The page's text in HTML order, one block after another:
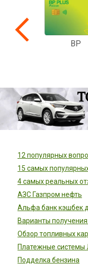
BP
12 популярных
15 самых
4 самых реальных
АЗС Газпром нефть
Альфа банк кэшбек
Варианты
Обзор топливных
Платежные
Подделка бензина